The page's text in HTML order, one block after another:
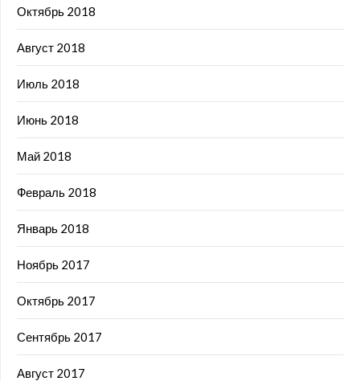
Октябрь 2018
Август 2018
Июль 2018
Июнь 2018
Май 2018
Февраль 2018
Январь 2018
Ноябрь 2017
Октябрь 2017
Сентябрь 2017
Август 2017